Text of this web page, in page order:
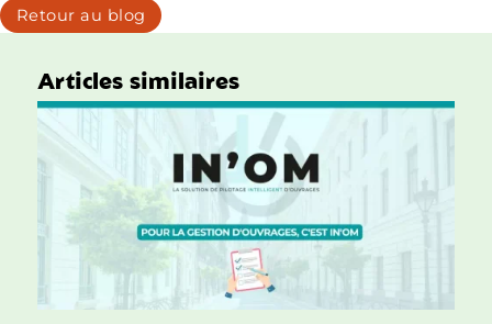
Retour au blog
Articles similaires